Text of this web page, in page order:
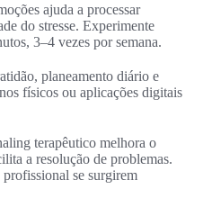
ajuda a processar
do stresse. Experimente
3–4 vezes por semana.
planeamento diário e
físicos ou aplicações digitais
terapêutico melhora o
a resolução de problemas.
se surgirem